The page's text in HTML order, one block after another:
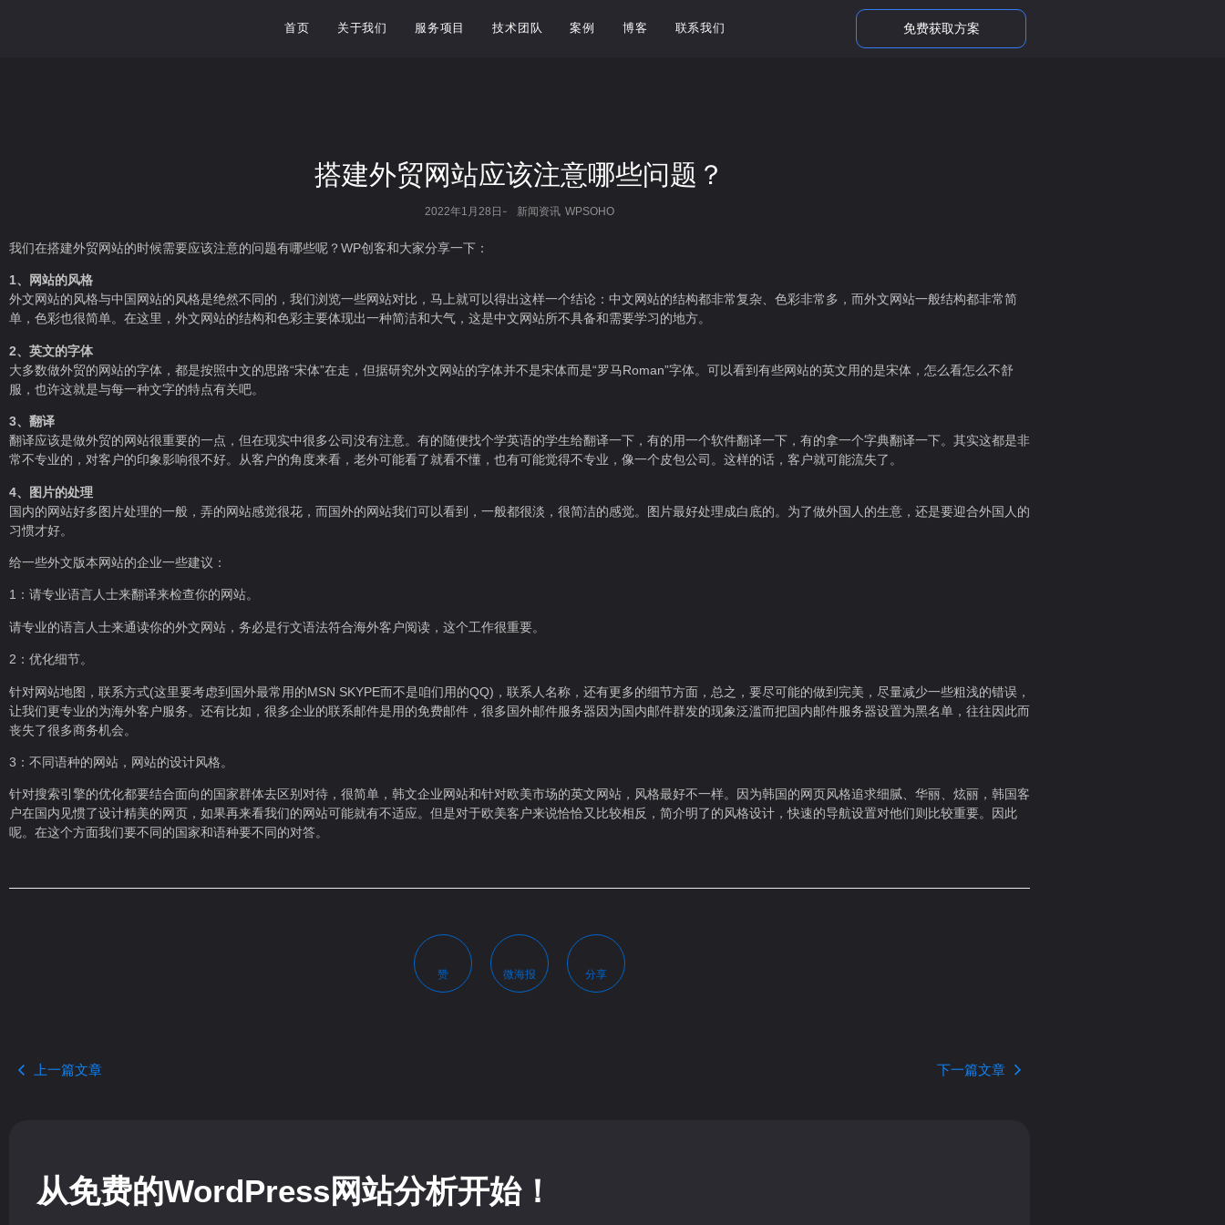
首页 关于我们 服务项目 技术团队 案例 博客 联系我们 免费获取方案
搭建外贸网站应该注意哪些问题？
2022年1月28日 - 新闻资讯 WPSOHO
我们在搭建外贸网站的时候需要应该注意的问题有哪些呢？WP创客和大家分享一下：
1、网站的风格
外文网站的风格与中国网站的风格是绝然不同的，我们浏览一些网站对比，马上就可以得出这样一个结论：中文网站的结构都非常复杂、色彩非常多，而外文网站一般结构都非常简
单，色彩也很简单。在这里，外文网站的结构和色彩主要体现出一种简洁和大气，这是中文网站所不具备和需要学习的地方。
2、英文的字体
大多数做外贸的网站的字体，都是按照中文的思路“宋体”在走，但据研究外文网站的字体并不是宋体而是“罗马Roman”字体。可以看到有些网站的英文用的是宋体，怎么看怎么不舒
服，也许这就是与每一种文字的特点有关吧。
3、翻译
翻译应该是做外贸的网站很重要的一点，但在现实中很多公司没有注意。有的随便找个学英语的学生给翻译一下，有的用一个软件翻译一下，有的拿一个字典翻译一下。其实这都是非
常不专业的，对客户的印象影响很不好。从客户的角度来看，老外可能看了就看不懂，也有可能觉得不专业，像一个皮包公司。这样的话，客户就可能流失了。
4、图片的处理
国内的网站好多图片处理的一般，弄的网站感觉很花，而国外的网站我们可以看到，一般都很淡，很简洁的感觉。图片最好处理成白底的。为了做外国人的生意，还是要迎合外国人的
习惯才好。
给一些外文版本网站的企业一些建议：
1：请专业语言人士来翻译来检查你的网站。
请专业的语言人士来通读你的外文网站，务必是行文语法符合海外客户阅读，这个工作很重要。
2：优化细节。
针对网站地图，联系方式(这里要考虑到国外最常用的MSN SKYPE而不是咱们用的QQ)，联系人名称，还有更多的细节方面，总之，要尽可能的做到完美，尽量减少一些粗浅的错误，
让我们更专业的为海外客户服务。还有比如，很多企业的联系邮件是用的免费邮件，很多国外邮件服务器因为国内邮件群发的现象泛滥而把国内邮件服务器设置为黑名单，往往因此而
丧失了很多商务机会。
3：不同语种的网站，网站的设计风格。
针对搜索引擎的优化都要结合面向的国家群体去区别对待，很简单，韩文企业网站和针对欧美市场的英文网站，风格最好不一样。因为韩国的网页风格追求细腻、华丽、炫丽，韩国客
户在国内见惯了设计精美的网页，如果再来看我们的网站可能就有不适应。但是对于欧美客户来说恰恰又比较相反，简介明了的风格设计，快速的导航设置对他们则比较重要。因此
呢。在这个方面我们要不同的国家和语种要不同的对答。
赞 微海报 分享
上一篇文章 下一篇文章
从免费的WordPress网站分析开始！